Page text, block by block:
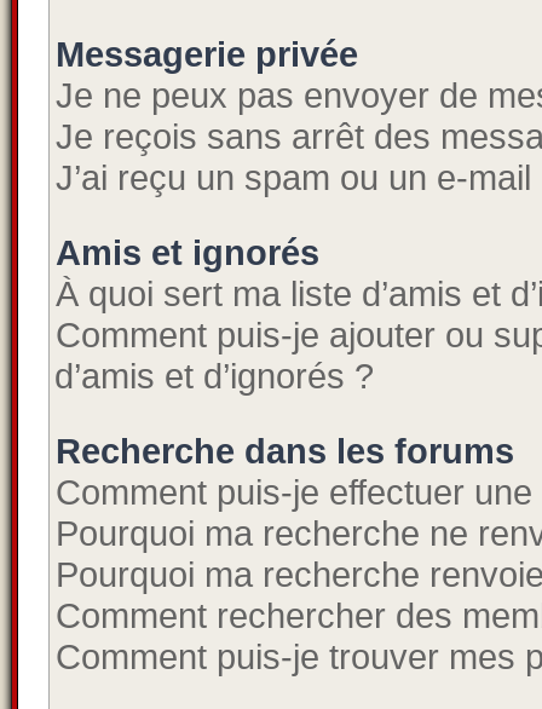
Messagerie privée
Je ne peux pas envoyer de
Je reçois sans arrêt des
J’ai reçu un spam ou un e-
Amis et ignorés
À quoi sert ma liste d’amis et
Comment puis-je ajouter ou
d’amis et d’ignorés ?
Recherche dans les forums
Comment puis-je effectuer
Pourquoi ma recherche ne
Pourquoi ma recherche
Comment rechercher des
Comment puis-je trouver mes